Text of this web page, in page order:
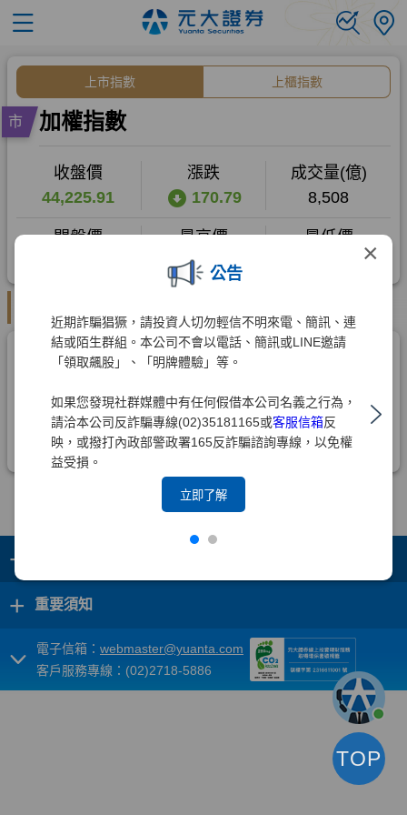
×
公告
近期詐騙猖獗，請投資人切勿輕信不明來電、簡訊、連
結或陌生群組。本公司不會以電話、簡訊或LINE邀請
「領取飆股」、「明牌體驗」等。
如果您發現社群媒體中有任何假借本公司名義之行為，
請洽本公司反詐騙專線(02)35181165或客服信箱反
映，或撥打內政部警政署165反詐騙諮詢專線，以免權
益受損。
立即了解
+
+ 重要須知
電子信箱： webmaster@yuanta.com
客戶服務專線：(02)2718-5886
TOP